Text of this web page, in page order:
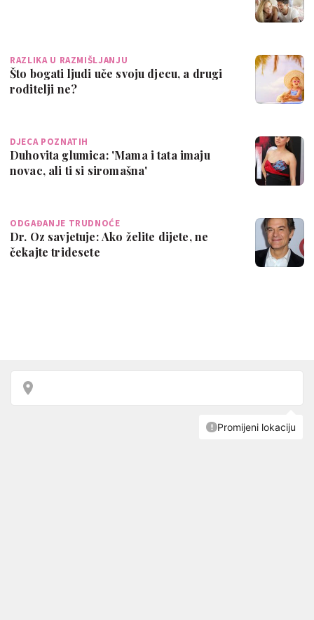
RAZLIKA U RAZMIŠLJANJU
Što bogati ljudi uče svoju djecu, a drugi
roditelji ne?
DJECA POZNATIH
Duhovita glumica: 'Mama i tata imaju
novac, ali ti si siromašna'
ODGAĐANJE TRUDNOĆE
Dr. Oz savjetuje: Ako želite dijete, ne
čekajte tridesete